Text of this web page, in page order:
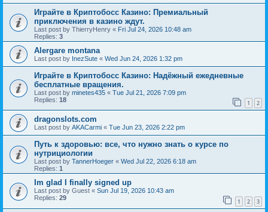
Играйте в Криптобосс Казино: Премиальный
приключения в казино ждут.
Last post by ThierryHenry « Fri Jul 24, 2026 10:48 am
Replies: 3
Alergare montana
Last post by InezSute « Wed Jun 24, 2026 1:32 pm
Играйте в Криптобосс Казино: Надёжный ежедневные
бесплатные вращения.
Last post by minetes435 « Tue Jul 21, 2026 7:09 pm
Replies: 18 1 2
dragonslots.com
Last post by AKACarmi « Tue Jun 23, 2026 2:22 pm
Путь к здоровью: все, что нужно знать о курсе по
нутрициологии
Last post by TannerHoeger « Wed Jul 22, 2026 6:18 am
Replies: 1
Im glad I finally signed up
Last post by Guest « Sun Jul 19, 2026 10:43 am
Replies: 29 1 2 3